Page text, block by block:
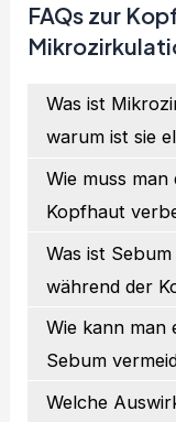
FAQs zur
Was ist
warum ist sie
Wie muss
Kopfhaut
Was ist
während der
Wie kann
Sebum
Welche